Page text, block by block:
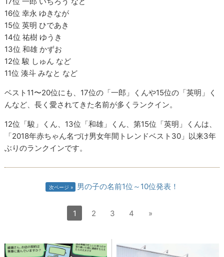
16位 幸永 ゆきなが
15位 英明 ひであき
14位 祐樹 ゆうき
13位 和雄 かずお
12位 駿 しゅん など
11位 湊斗 みなと など
ベスト11〜20位にも、17位の「一郎」くんや15位の「英明」く
んなど、長く愛されてきた名前が多くランクイン。
12位「駿」くん、13位「和雄」くん、第15位「英明」くんは、
「2018年赤ちゃん名づけ男女年間トレンドベスト30」以来3年
ぶりのランクインです。
次ページ 男の子の名前1位～10位発表！
1 2 3 4 »